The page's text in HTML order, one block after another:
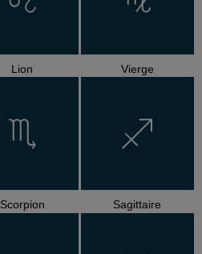
Lion Vierge
Scorpion Sagittaire